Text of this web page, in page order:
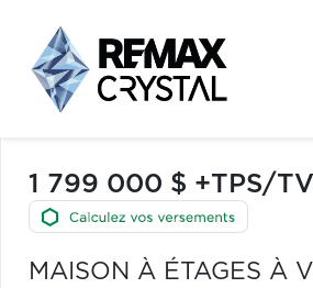
1 799 000 $ +TPS/
MAISON À ÉTAGES À